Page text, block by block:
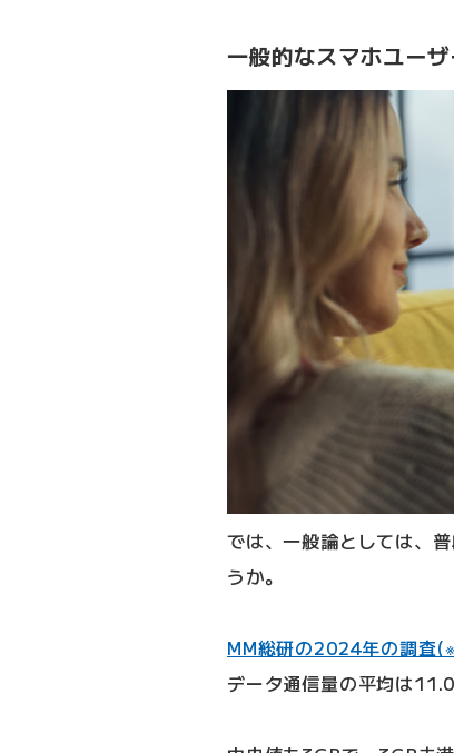
一般的なスマホユー
では、一般論としては、
うか。
MM総研の2024年の調査
データ通信量の平均は